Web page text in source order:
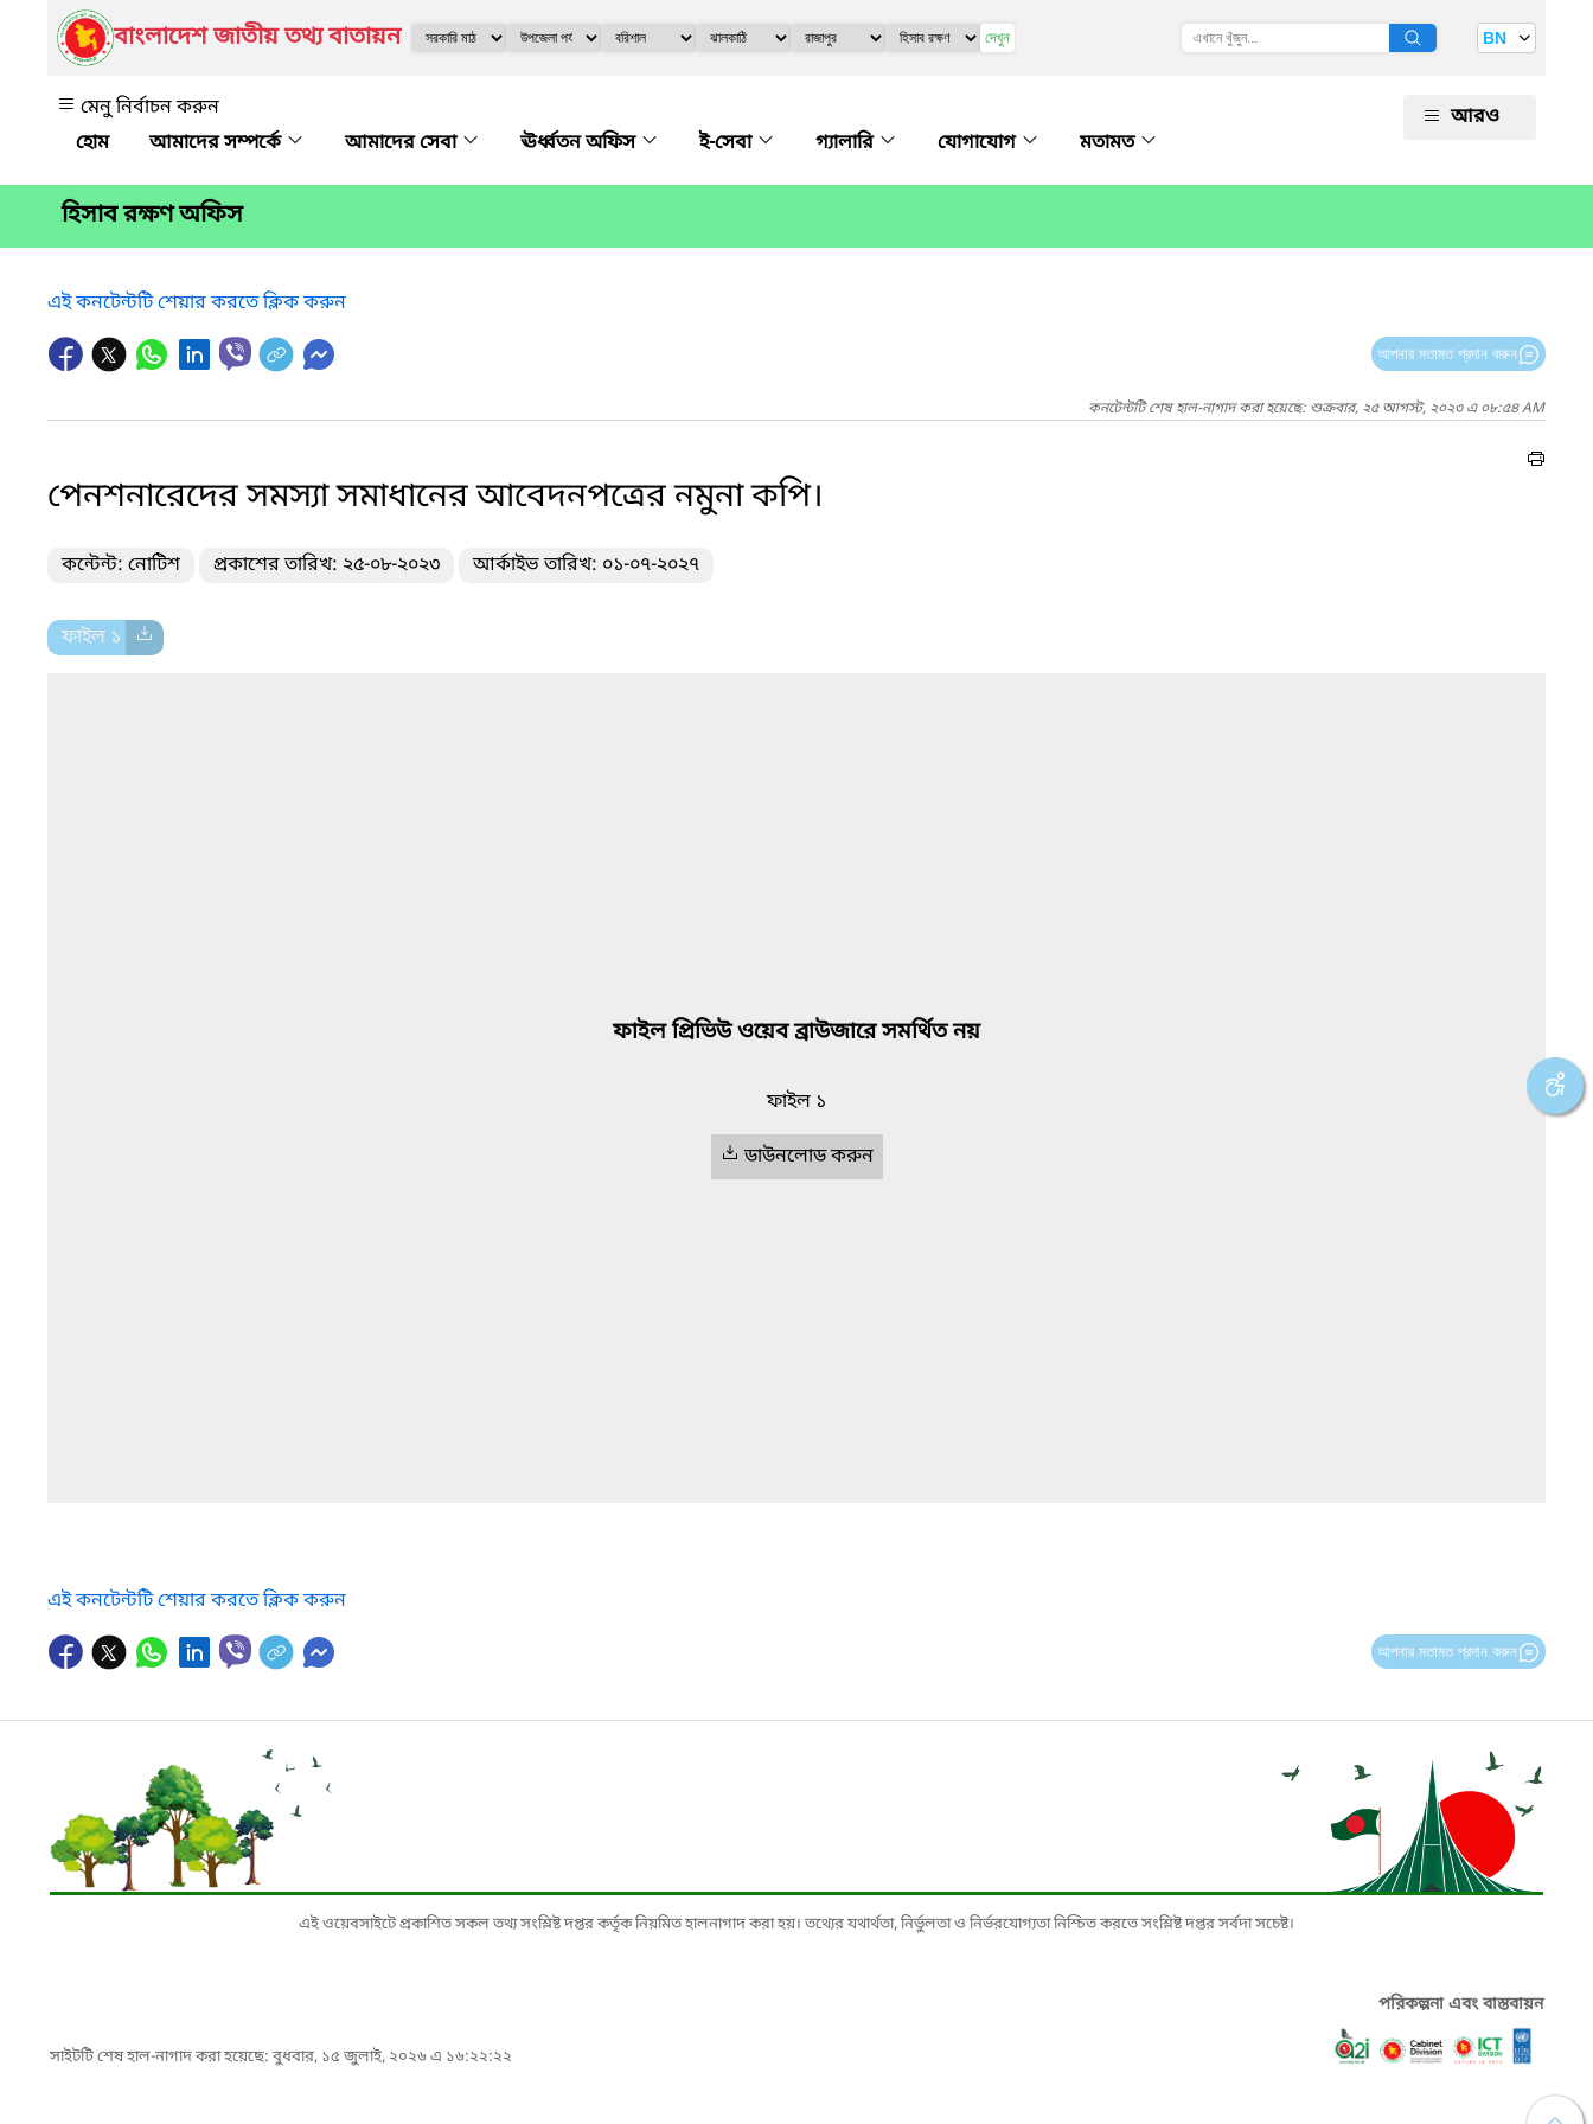
বাংলাদেশ জাতীয় তথ্য বাতায়ন দেখুন BN
মেনু নির্বাচন করুন
আমাদের সম্পর্কে
আমাদের সেবা ঊর্ধ্বতন অফিস ই-সেবা গ্যালারি যোগাযোগ মতামত
আরও
হিসাব রক্ষণ অফিস
এই কনটেন্টটি শেয়ার করতে ক্লিক করুন
আপনার মতামত প্রদান করুন
কনটেন্টটি শেষ হাল-নাগাদ করা হয়েছে: শুক্রবার, ২৫ আগস্ট, ২০২৩ এ ০৮:৫৪ AM
পেনশনারেদের সমস্যা সমাধানের আবেদনপত্রের নমুনা কপি।
কন্টেন্ট: নোটিশ প্রকাশের তারিখ: ২৫-০৮-২০২৩ আর্কাইভ তারিখ: ০১-০৭-২০২৭
ফাইল ১
ফাইল প্রিভিউ ওয়েব ব্রাউজারে সমর্থিত নয়
ফাইল ১
ডাউনলোড করুন
এই কনটেন্টটি শেয়ার করতে ক্লিক করুন
আপনার মতামত প্রদান করুন
এই ওয়েবসাইটে প্রকাশিত সকল তথ্য সংশ্লিষ্ট দপ্তর কর্তৃক নিয়মিত হালনাগাদ করা হয়। তথ্যের যথার্থতা, নির্ভুলতা ও নির্ভরযোগ্যতা নিশ্চিত করতে সংশ্লিষ্ট দপ্তর সর্বদা সচেষ্ট।
সাইটটি শেষ হাল-নাগাদ করা হয়েছে: বুধবার, ১৫ জুলাই, ২০২৬ এ ১৬:২২:২২
পরিকল্পনা এবং বাস্তবায়ন